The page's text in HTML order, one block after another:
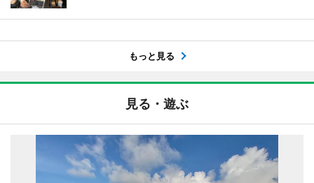
もっと見る
見る・遊ぶ